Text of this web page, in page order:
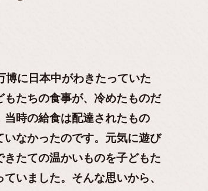
に日本中がわきたっていた
たちの食事が、冷めたものだ
当時の給食は配達されたもの
なかったのです。元気に遊び
たての温かいものを子どもた
いました。そんな思いから、